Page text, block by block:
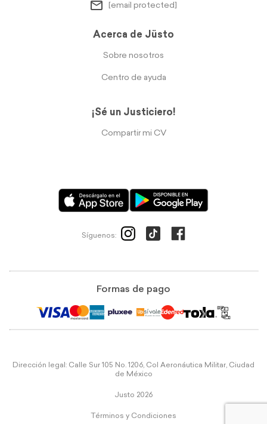
[email protected]
Acerca de Jüsto
Sobre nosotros
Centro de ayuda
¡Sé un Justiciero!
Compartir mi CV
Síguenos:
Formas de pago
Dirección legal: Calle Sur 105 No. 1206, Col Aeronáutica Militar, Ciudad
de México
Justo 2026
Términos y Condiciones